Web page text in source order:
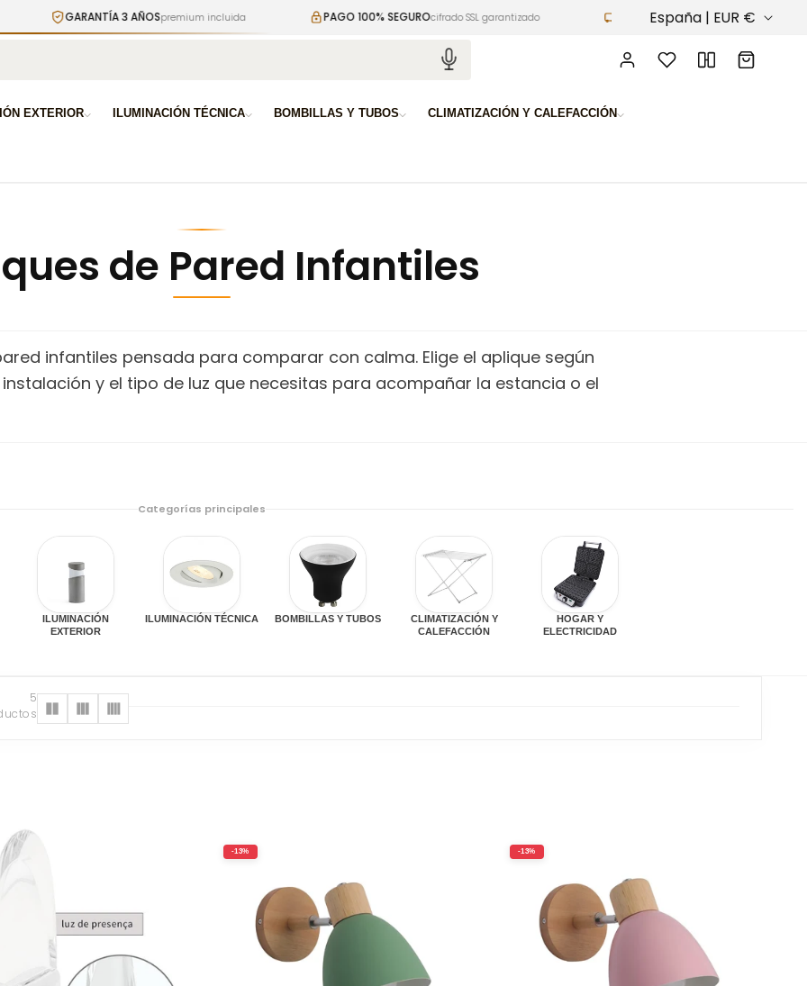
GARANTÍA 3 AÑOS premium incluida PAGO 100% SEGUROcifrado SSL garantizado ENVÍO GRATISen pedidos superiores a 100€
P
España | EUR €
EXTERIOR ILUMINACIÓN TÉCNICA BOMBILLAS Y TUBOS CLIMATIZACIÓN Y CALEFACCIÓN
Iniciar
sesión
Carrito
de Pared Infantiles
infantiles pensada para comparar con calma. Elige el aplique según
y el tipo de luz que necesitas para acompañar la estancia o el
Categorías principales
ILUMINACIÓN
EXTERIOR
ILUMINACIÓN TÉCNICA BOMBILLAS Y TUBOS
CLIMATIZACIÓN Y
CALEFACCIÓN
HOGAR Y
ELECTRICIDAD
5
-13% -13%